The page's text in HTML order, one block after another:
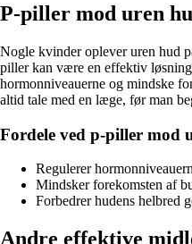
P-piller mod uren
Nogle kvinder oplever uren hud
piller kan være en effektiv
hormonniveauerne og mindske
altid tale med en læge, før man
Fordele ved p-piller mod
Regulerer
Mindsker forekomsten af
Forbedrer hudens helbred
Andre effektive